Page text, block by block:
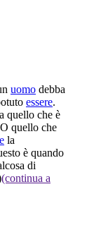
uomo debba
essere.
quello che è
quello che
la
è quando
di
(continua a